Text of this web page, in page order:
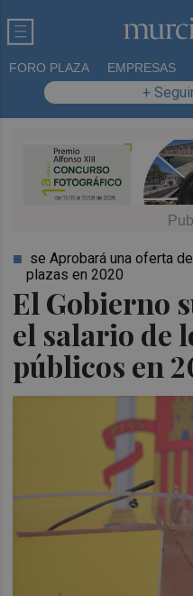
FORO PLAZA EMPRESAS
+
El Gobierno
el salario de
públicos en
se Aprobará una oferta
plazas en 2020